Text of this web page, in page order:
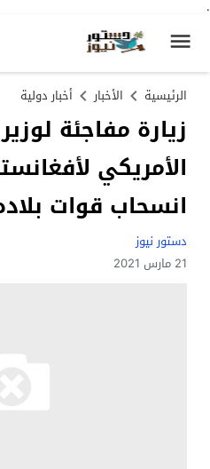
.
الرئيسية الأخبار أخبار دولية
زيارة مفاجئة
الأمريكي
انسحاب قوات
دستور نيوز
21 مارس 2021